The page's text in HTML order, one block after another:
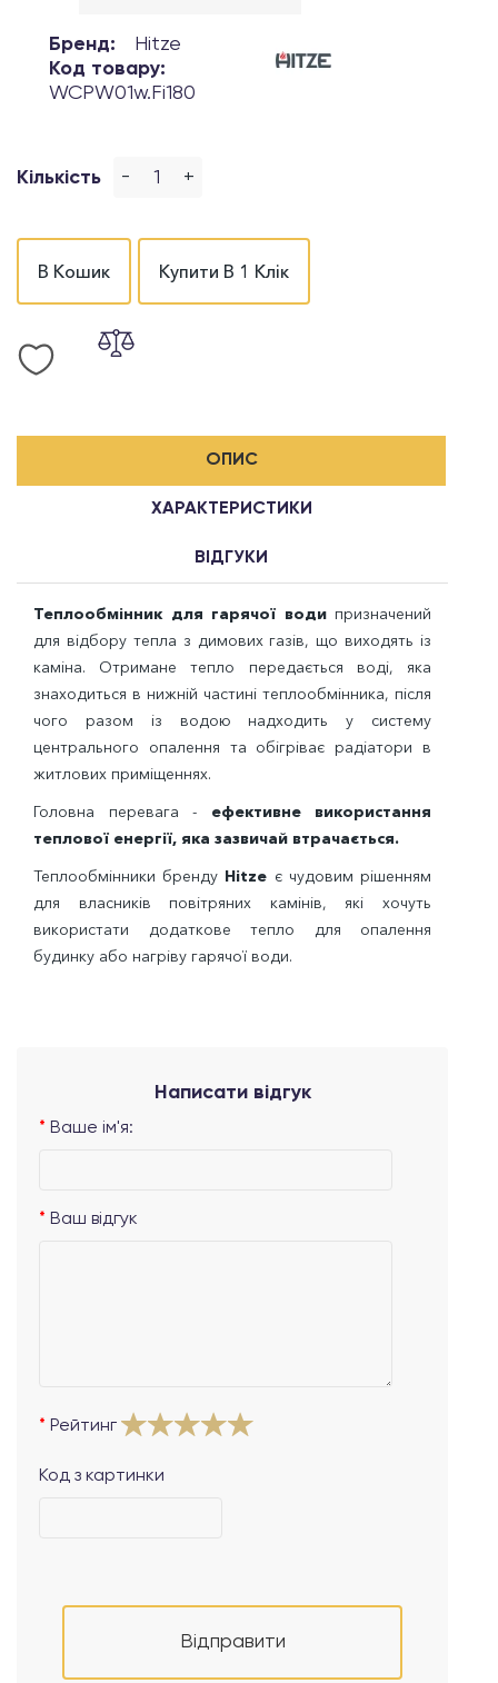
Бренд:
Hitze
Код товару:
WCPW01w.Fi180
Кількість - +
В Кошик Купити В 1 Клік
ОПИС
ХАРАКТЕРИСТИКИ
ВІДГУКИ
Теплообмінник для гарячої водипризначений
для відбору тепла з димових газів, що виходять із
каміна. Отримане тепло передається воді, яка
знаходиться в нижній частині теплообмінника, після
чого разом із водою надходить у систему
центрального опалення та обігріває радіатори в
житлових приміщеннях.
Головна перевага - ефективне використання
теплової енергії, яка зазвичай втрачається.
Теплообмінники бренду Hitze є чудовим рішенням
для власників повітряних камінів, які хочуть
використати додаткове тепло для опалення
будинку або нагріву гарячої води.
Написати відгук
Ваше ім'я:
Ваш відгук
Рейтинг
Код з картинки
Відправити